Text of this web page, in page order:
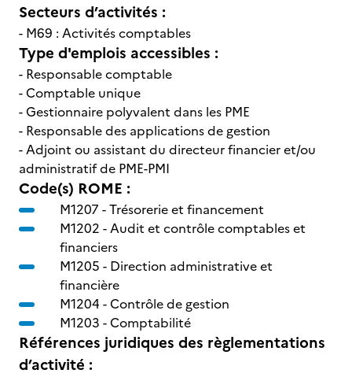
Secteurs d’activités :
- M69 : Activités comptables
Type d'emplois accessibles :
- Responsable comptable
- Comptable unique
- Gestionnaire polyvalent dans les PME
- Responsable des applications de gestion
- Adjoint ou assistant du directeur financier et/ou
administratif de PME-PMI
Code(s) ROME :
M1207 -Trésorerie et financement
M1202 -Audit et contrôle comptables et
financiers
M1205 - Direction administrative et
financière
M1204 -Contrôle de gestion
M1203 -Comptabilité
Références juridiques des règlementations
d’activité :